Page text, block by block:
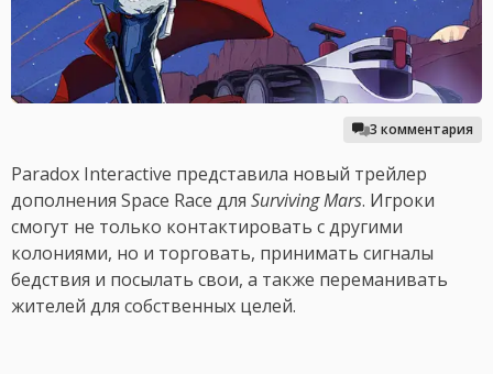
3 комментария
Paradox Interactive представила новый трейлер
дополнения Space Race для Surviving Mars. Игроки
смогут не только контактировать с другими
колониями, но и торговать, принимать сигналы
бедствия и посылать свои, а также переманивать
жителей для собственных целей.